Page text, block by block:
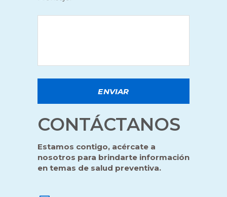
CONTÁCTANOS
Estamos contigo, acércate a
nosotros para brindarte información
en temas de salud preventiva.